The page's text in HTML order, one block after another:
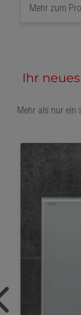
Mehr zum
Ihr
Mehr als nur ein